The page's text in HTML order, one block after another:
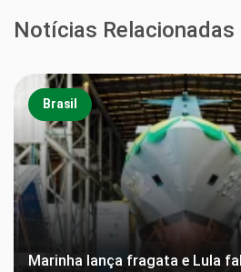
Notícias Relacionadas
Brasil
Marinha lança fragata e Lula